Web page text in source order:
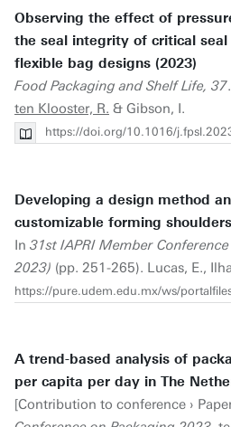
Observing the effect of
the seal integrity of critical
flexible bag designs (2023)
Food Packaging and Shelf Life, 37
ten Klooster, R. & Gibson, I.
https://doi.org/10.1016/
Developing a design method
customizable forming
In 31st IAPRI Member
2023) (pp. 251-265). Lucas, E.,
A trend-based analysis of
per capita per day in The
[Contribution to conference ›